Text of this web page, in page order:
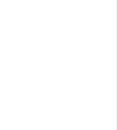
به خود نسبت به ثبت
برابر شخص ذینفع
بارجیل به محض
۳-۷: آدرس ایمیل و
تنها آدرس ایمیل و